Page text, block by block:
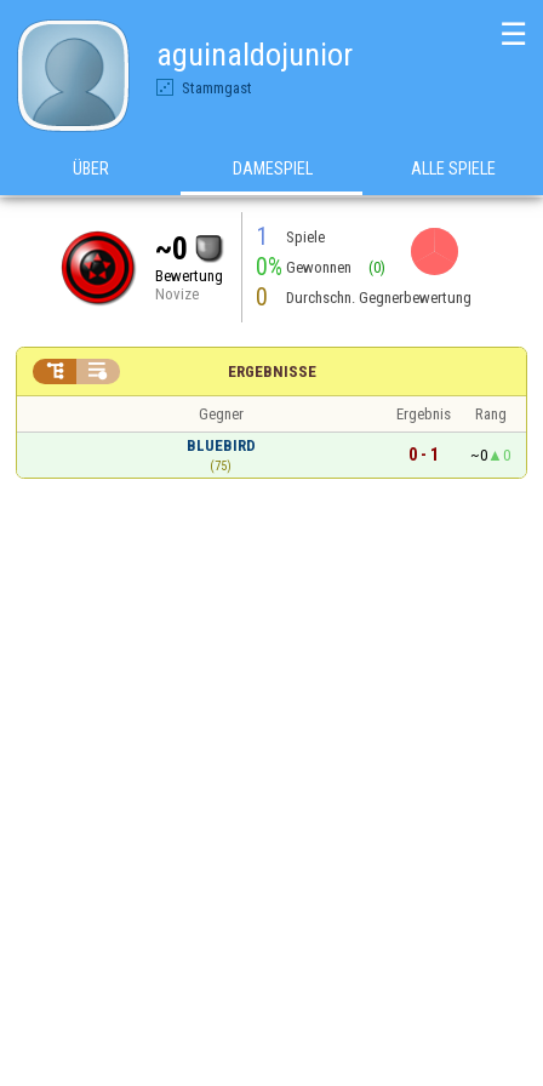
aguinaldojunior
Stammgast
☰
ÜBER DAMESPIEL ALLE SPIELE
~0
Bewertung
Novize
1 Spiele
0% Gewonnen (0)
0 Durchschn. Gegnerbewertung
ERGEBNISSE
 
Gegner Ergebnis
Rang
BLUEBIRD
(75)
0 - 1 ~0 0